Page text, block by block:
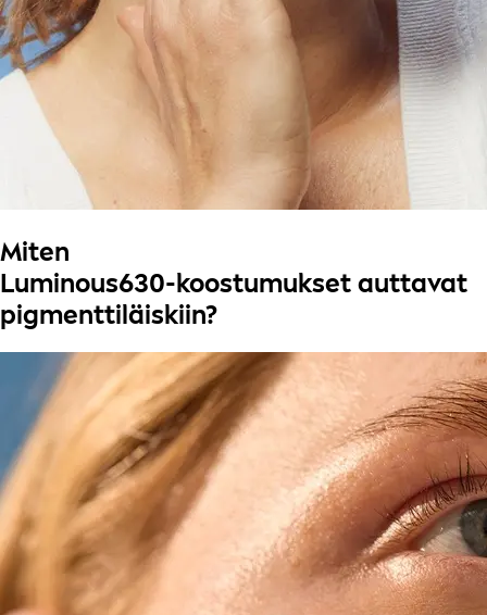
Miten
Luminous630-koostumukset auttavat
pigmenttiläiskiin?